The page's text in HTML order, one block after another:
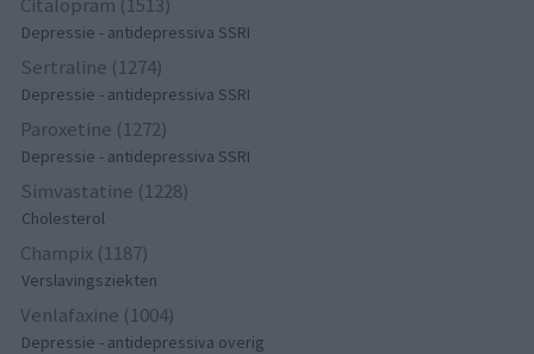
Depressie - antidepressiva SSRI
Sertraline (1274)
Depressie - antidepressiva SSRI
Paroxetine (1272)
Depressie - antidepressiva SSRI
Simvastatine (1228)
Cholesterol
Champix (1187)
Verslavingsziekten
Venlafaxine (1004)
Depressie - antidepressiva overig